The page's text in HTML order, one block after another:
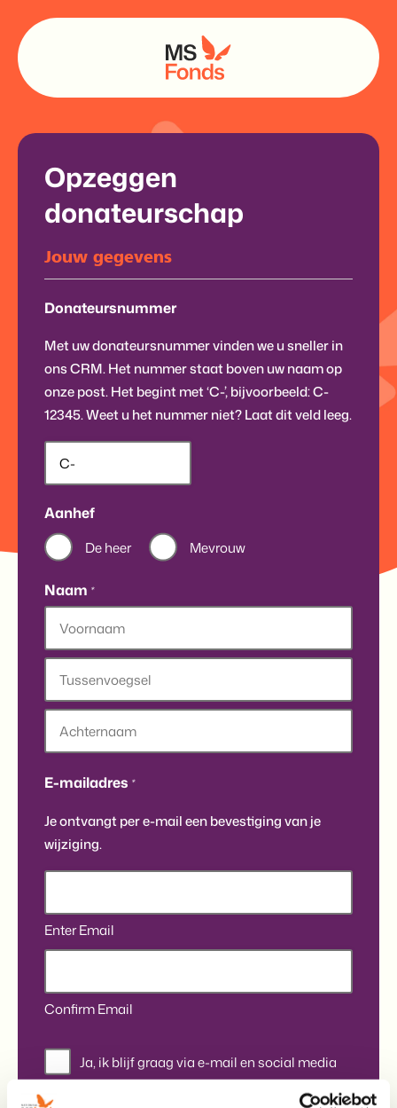
Opzeggen
donateurschap
Jouw gegevens
Donateursnummer
Met uw donateursnummer vinden we u sneller in
ons CRM. Het nummer staat boven uw naam op
onze post. Het begint met ‘C-’, bijvoorbeeld: C-
12345. Weet u het nummer niet? Laat dit veld leeg.
Aanhef
De heer Mevrouw
Naam *
Voornaam
Tussenvoegsel
E-mailadres *
Je ontvangt per e-mail een bevestiging van je
wijziging.
Enter Email
Confirm Email
Nieuwsbrief
Ja, ik blijf graag via e-mail en social media
op de hoogte van nieuws, acties en manieren